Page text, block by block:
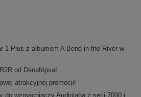
1 Plus z albumem A Bend in the River w
od Denafripsa!
atrakcyjnej promocji!
do wzmacniaczy Audiolaba z serii 7000 i